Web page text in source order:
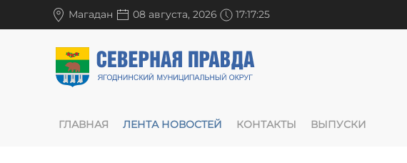
Магадан 08 августа, 2026 17:17:25
ГЛАВНАЯ ЛЕНТА НОВОСТЕЙ КОНТАКТЫ ВЫПУСКИ